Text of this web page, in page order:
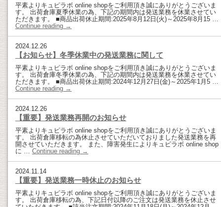
平素よりキュピラボ online shopをご利用頂き誠にありがとうございま
す。 出荷倉庫夏季休業の為、下記の期間内は発送業務を休業させてい
ただきます。 ■商品出荷休止期間:2025年8月12日(火)～2025年8月15 …
Continue reading →
2024.12.26
【お知らせ】冬季休業中の発送業務に関して
平素よりキュピラボ online shopをご利用頂き誠にありがとうございま
す。 出荷倉庫冬季休業の為、下記の期間内は発送業務を休業させてい
ただきます。 ■商品出荷休止期間:2024年12月27日(金)～2025年1月5 …
Continue reading →
2024.12.26
【重要】発送業務再開のお知らせ
平素よりキュピラボ online shopをご利用頂き誠にありがとうございま
す。 出荷倉庫移転の為休止させていただいておりました発送業務を再
開させていただきます。 また、障害発生によりキュピラボ online shop
に … Continue reading →
2024.11.14
【重要】発送業務一時休止のお知らせ
平素よりキュピラボ online shopをご利用頂き誠にありがとうございま
す。 出荷倉庫移転の為、下記日付以降のご注文は発送業務を休止させ